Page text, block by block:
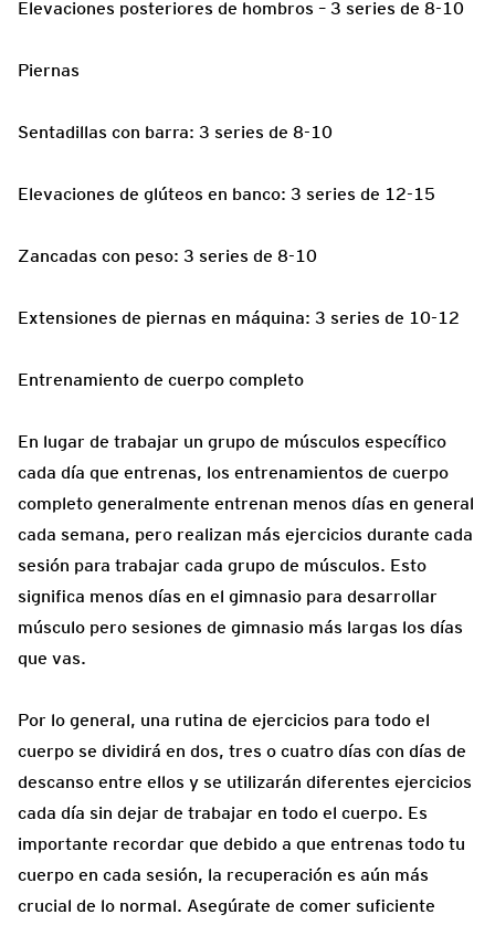
Elevaciones posteriores de hombros – 3 series de 8-10
Piernas
Sentadillas con barra: 3 series de 8-10
Elevaciones de glúteos en banco: 3 series de 12-15
Zancadas con peso: 3 series de 8-10
Extensiones de piernas en máquina: 3 series de 10-12
Entrenamiento de cuerpo completo
En lugar de trabajar un grupo de músculos específico
cada día que entrenas, los entrenamientos de cuerpo
completo generalmente entrenan menos días en general
cada semana, pero realizan más ejercicios durante cada
sesión para trabajar cada grupo de músculos. Esto
significa menos días en el gimnasio para desarrollar
músculo pero sesiones de gimnasio más largas los días
que vas.
Por lo general, una rutina de ejercicios para todo el
cuerpo se dividirá en dos, tres o cuatro días con días de
descanso entre ellos y se utilizarán diferentes ejercicios
cada día sin dejar de trabajar en todo el cuerpo. Es
importante recordar que debido a que entrenas todo tu
cuerpo en cada sesión, la recuperación es aún más
crucial de lo normal. Asegúrate de comer suficiente